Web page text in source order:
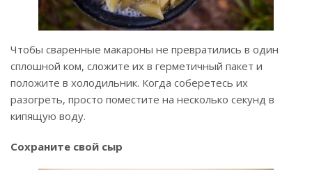
Чтобы сваренные макароны не превратились в один
сплошной ком, сложите их в герметичный пакет и
положите в холодильник. Когда соберетесь их
разогреть, просто поместите на несколько секунд в
кипящую воду.
Сохраните свой сыр